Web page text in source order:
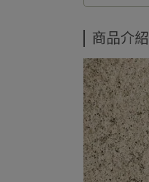
商品介紹